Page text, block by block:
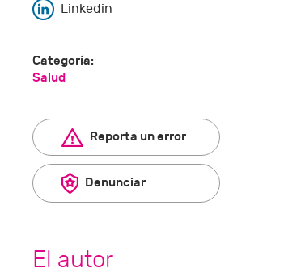
Linkedin
Categoría:
Salud
Reporta un error
Denunciar
El autor